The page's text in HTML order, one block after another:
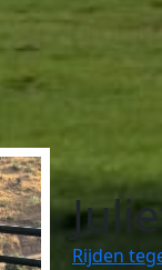
Rijden